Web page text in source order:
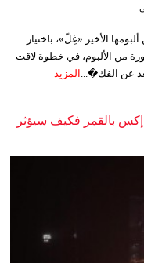
الأخير «غِلّ»، باختيار
من الألبوم، في خطوة لاقت
عن الفك�... المزيد
بالقمر فكيف سيؤثر